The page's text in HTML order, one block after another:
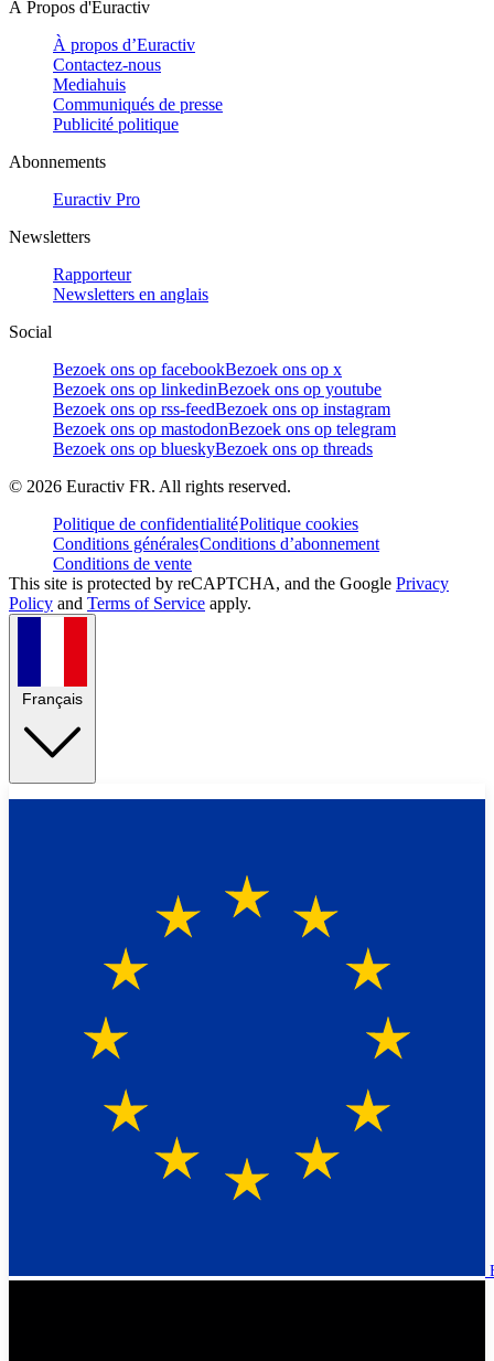
À Propos d'Euractiv
À propos d’Euractiv
Contactez-nous
Mediahuis
Communiqués de presse
Publicité politique
Abonnements
Euractiv Pro
Newsletters
Rapporteur
Newsletters en anglais
Social
Bezoek ons op facebookBezoek ons op x
Bezoek ons op linkedinBezoek ons op youtube
Bezoek ons op rss-feedBezoek ons op instagram
Bezoek ons op mastodonBezoek ons op telegram
Bezoek ons op blueskyBezoek ons op threads
© 2026 Euractiv FR. All rights reserved.
Politique de confidentialitéPolitique cookies
Conditions généralesConditions d’abonnement
Conditions de vente
This site is protected by reCAPTCHA, and the Google Privacy
Policy and Terms of Service apply.
Français